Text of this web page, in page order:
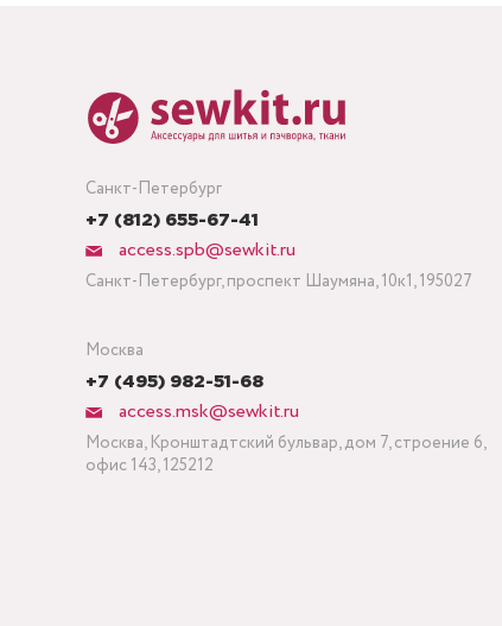
Санкт-Петербург
+7 (812) 655-67-41
access.spb@sewkit.ru
Санкт-Петербург, проспект Шаумяна, 10к1, 195027
Москва
+7 (495) 982-51-68
access.msk@sewkit.ru
Москва, Кронштадтский бульвар, дом 7, строение 6,
офис 143, 125212